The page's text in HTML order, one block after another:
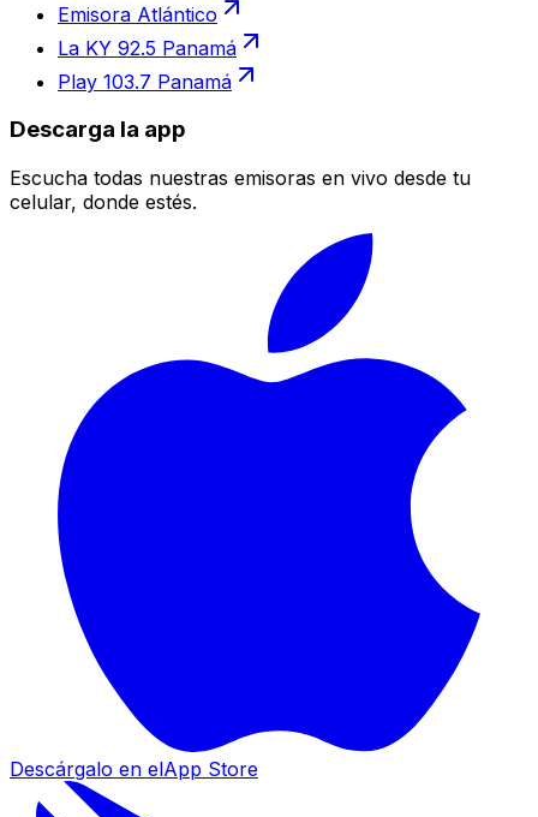
Emisora Atlántico
La KY 92.5 Panamá
Play 103.7 Panamá
Descarga la app
Escucha todas nuestras emisoras en vivo desde tu
celular, donde estés.
Descárgalo en elApp Store